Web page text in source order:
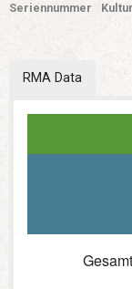
Seriennummer Kultur
RMA Data